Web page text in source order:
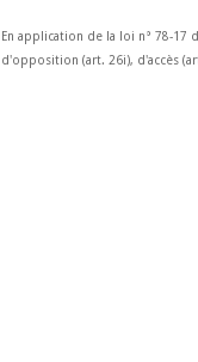
En application de la loi n° 78-17
d'opposition (art. 26i), d'accès